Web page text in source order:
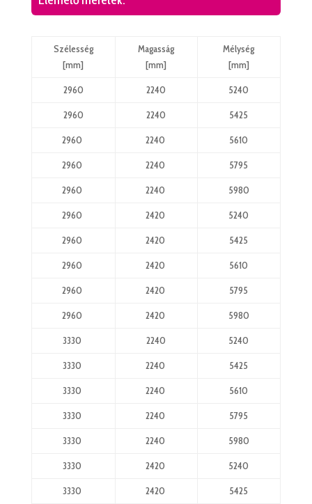
Szélesség
[mm]
Magasság
[mm]
Mélység
[mm]
2960
2240
5240
2960
2240
5425
2960
2240
5610
2960
2240
5795
2960
2240
5980
2960
2420
5240
2960
2420
5425
2960
2420
5610
2960
2420
5795
2960
2420
5980
3330
2240
5240
3330
2240
5425
3330
2240
5610
3330
2240
5795
3330
2240
5980
3330
2420
5240
3330
2420
5425